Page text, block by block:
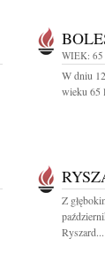
WIEK: 65
W dniu
wieku 65
Z
Ryszard...